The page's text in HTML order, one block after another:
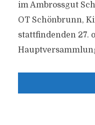
im Ambrossgut
OT Schönbrunn,
stattfindenden 27.